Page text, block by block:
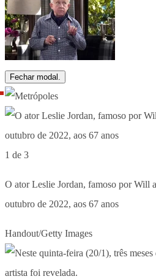
Fechar modal.
1 de 3
O ator Leslie Jordan, famoso por Will
outubro de 2022, aos 67 anos
Handout/Getty Images